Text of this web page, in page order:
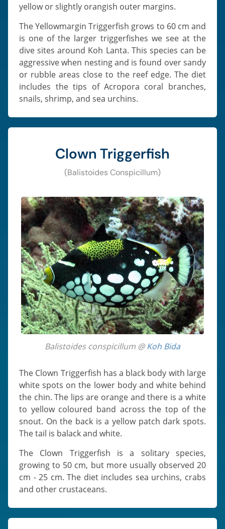
yellow or slightly orangish outer margins.
The Yellowmargin Triggerfish grows to 60 cm and
is one of the larger triggerfishes we see at the
dive sites around Koh Lanta. This species can be
aggressive when nesting and is found over sandy
or rubble areas close to the reef edge. The diet
includes the tips of Acropora coral branches,
snails, shrimp, and sea urchins.
Clown Triggerfish
(Balistoides Conspicillum)
Balistoides conspicillum @Koh Bida
The Clown Triggerfish has a black body with large
white spots on the lower body and white behind
the chin. The lips are orange and there is a white
to yellow coloured band across the top of the
snout. On the back is a yellow patch dark spots.
The tail is balack and white.
The Clown Triggerfish is a solitary species,
growing to 50 cm, but more usually observed 20
cm - 25 cm. The diet includes sea urchins, crabs
and other crustaceans.